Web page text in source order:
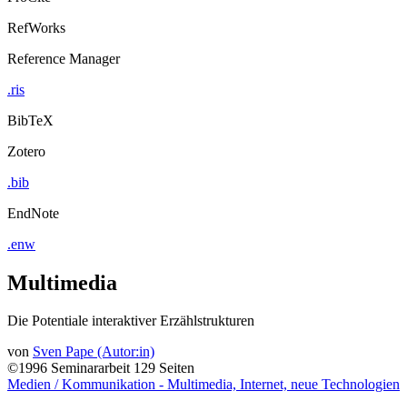
RefWorks
Reference Manager
.ris
BibTeX
Zotero
.bib
EndNote
.enw
Multimedia
Die Potentiale interaktiver Erzählstrukturen
von Sven Pape (Autor:in)
©1996 Seminararbeit 129 Seiten
Medien / Kommunikation - Multimedia, Internet, neue Technologien